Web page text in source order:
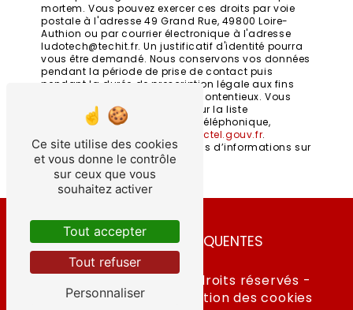
mortem. Vous pouvez exercer ces droits par voie
postale à l'adresse 49 Grand Rue, 49800 Loire-
Authion ou par courrier électronique à l'adresse
ludotech@techit.fr. Un justificatif d'identité pourra
vous être demandé. Nous conservons vos données
pendant la période de prise de contact puis
pendant la durée de prescription légale aux fins
probatoires et de gestion des contentieux. Vous
avez le droit de vous inscrire sur la liste
d'opposition au démarchage téléphonique,
Bloctel.gouv.fr.
Consultez le site cnil.fr pour plus d’informations sur
vos droits.
RECHERCHES FRÉQUENTES
- 2026 - Tous droits réservés -
Mentions légales
Gestion des cookies
Ce site utilise des cookies
et vous donne le contrôle
sur ceux que vous
souhaitez activer
Tout accepter
Tout refuser
Personnaliser